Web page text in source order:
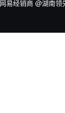
易经销商 @湖南领